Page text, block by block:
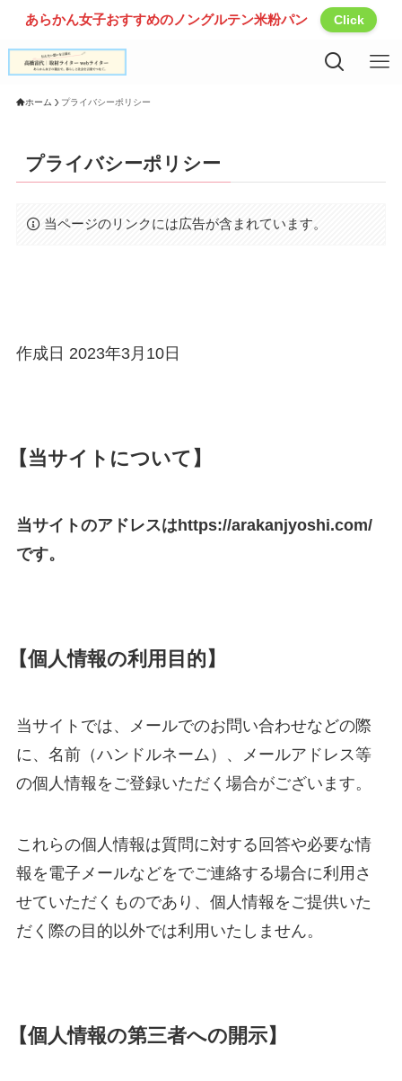
あらかん女子おすすめのノングルテン米粉パン Click
ホーム プライバシーポリシー
プライバシーポリシー
当ページのリンクには広告が含まれています。
作成日 2023年3月10日
【当サイトについて】
当サイトのアドレスはhttps://arakanjyoshi.com/
です。
【個人情報の利用目的】
当サイトでは、メールでのお問い合わせなどの際
に、名前（ハンドルネーム）、メールアドレス等
の個人情報をご登録いただく場合がございます。
これらの個人情報は質問に対する回答や必要な情
報を電子メールなどをでご連絡する場合に利用さ
せていただくものであり、個人情報をご提供いた
だく際の目的以外では利用いたしません。
【個人情報の第三者への開示】